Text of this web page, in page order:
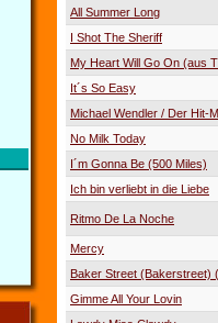
All Summer Long
I Shot The Sheriff
My Heart Will Go On (aus
It´s So Easy
Michael Wendler / Der Hit-
No Milk Today
I´m Gonna Be (500 Miles)
Ich bin verliebt in die Liebe
Ritmo De La Noche
Mercy
Baker Street (Bakerstreet)
Gimme All Your Lovin